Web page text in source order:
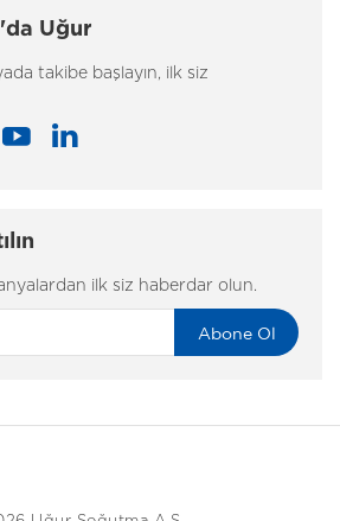
Uğur
takibe başlayın, ilk siz
ilk siz haberdar olun.
Abone Ol